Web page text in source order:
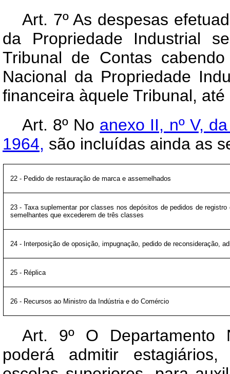
Art. 7º As despesas
da Propriedade Industrial
Tribunal de Contas
Nacional da Propriedade
financeira àquele Tribunal,
Art. 8º No anexo II, nº V,
1964, são incluídas ainda as
22 - Pedido de restauração de marca e assemelhados
23 - Taxa suplementar por classes nos depósitos de pedidos de
semelhantes que excederem de três classes
24 - Interposição de oposição, impugnação, pedido de reconsideração,
25 - Réplica
26 - Recursos ao Ministro da Indústria e do Comércio
Art. 9º O Departamento
poderá admitir